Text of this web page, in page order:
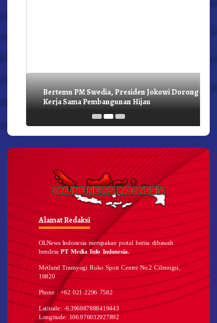
Bertemu PM Swedia, Presiden Jokowi Dorong
Kerja Sama Pembangunan Hijau
Alamat Redaksi
OLNews Indonesia merupakan portal berita dibawah
benderaPT Media Info Indonesia.
Metland Transyogi Ruko Sport Center No.2 Cileungsi,
16820
Phone : +62 021 2296 7582
Latitude: -6.396887888419443
Longitude: 106.976032927892